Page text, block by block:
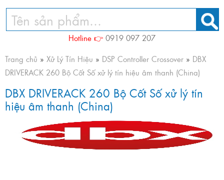
Hotline 👉 0919 097 207
Trang chủ » Xử Lý Tín Hiệu » DSP Controller Crossover » DBX
DRIVERACK 260 Bộ Cốt Số xử lý tín hiệu âm thanh (China)
DBX DRIVERACK 260 Bộ Cốt Số xử lý tín
hiệu âm thanh (China)